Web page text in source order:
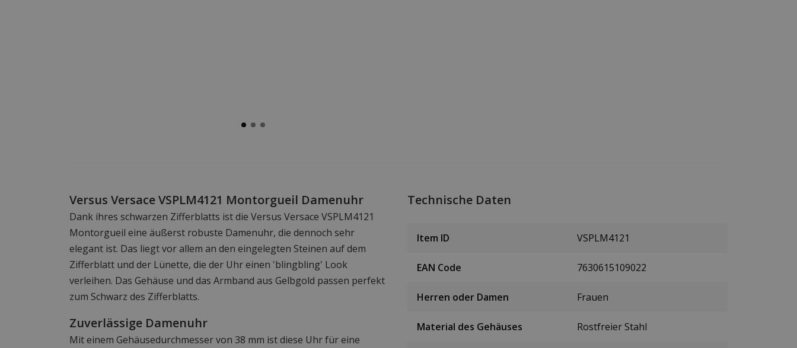
Versus Versace VSPLM4121 Montorgueil Damenuhr
Dank ihres schwarzen Zifferblatts ist die Versus Versace VSPLM4121
Montorgueil eine äußerst robuste Damenuhr, die dennoch sehr
elegant ist. Das liegt vor allem an den eingelegten Steinen auf dem
Zifferblatt und der Lünette, die der Uhr einen 'blingbling' Look
verleihen. Das Gehäuse und das Armband aus Gelbgold passen perfekt
zum Schwarz des Zifferblatts.
Zuverlässige Damenuhr
Mit einem Gehäusedurchmesser von 38 mm ist diese Uhr für eine
Technische Daten
Item ID VSPLM4121
EAN Code 7630615109022
Herren oder Damen Frauen
Material des Gehäuses Rostfreier Stahl